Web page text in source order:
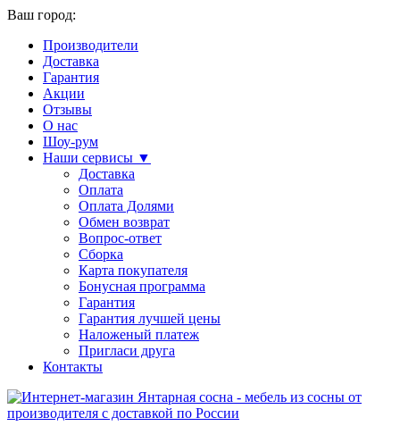
Ваш город:
Производители
Доставка
Гарантия
Акции
Отзывы
О нас
Шоу-рум
Наши сервисы ▼
Доставка
Оплата
Оплата Долями
Обмен возврат
Вопрос-ответ
Сборка
Карта покупателя
Бонусная программа
Гарантия
Гарантия лучшей цены
Наложеный платеж
Пригласи друга
Контакты